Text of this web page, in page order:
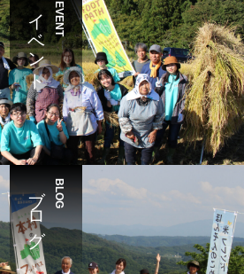
EVENT
イベント
BLOG
ブログ